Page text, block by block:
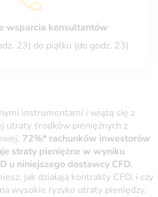
wsparcia konsultantów
23) do piątku (do godz. 23)
instrumentami i wiążą się z
utraty środków pieniężnych z
72%* rachunków inwestorów
straty pieniężne w wyniku
u niniejszego dostawcy CFD.
jak działają kontrakty CFD, i czy
wysokie ryzyko utraty pieniędzy.